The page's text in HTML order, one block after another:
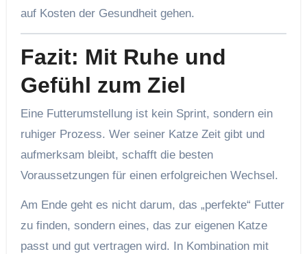
auf Kosten der Gesundheit gehen.
Fazit: Mit Ruhe und
Gefühl zum Ziel
Eine Futterumstellung ist kein Sprint, sondern ein
ruhiger Prozess. Wer seiner Katze Zeit gibt und
aufmerksam bleibt, schafft die besten
Voraussetzungen für einen erfolgreichen Wechsel.
Am Ende geht es nicht darum, das „perfekte“ Futter
zu finden, sondern eines, das zur eigenen Katze
passt und gut vertragen wird. In Kombination mit